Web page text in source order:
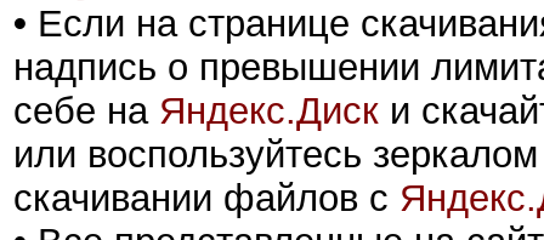
• Если на странице
надпись о превышении
себе на Яндекс.Диск и
или воспользуйтесь
скачивании файлов с